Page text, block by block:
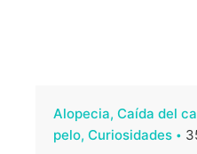
Alopecia Caída del
pelo Curiosidades